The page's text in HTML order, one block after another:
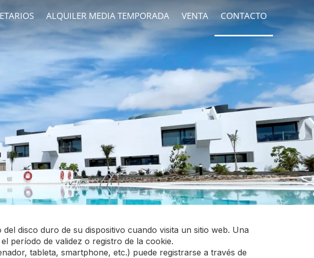
ALQUILER MEDIA TEMPORADA VENTA CONTACTO
disco duro de su dispositivo cuando visita un sitio web. Una
período de validez o registro de la cookie.
tableta, smartphone, etc.) puede registrarse a través de